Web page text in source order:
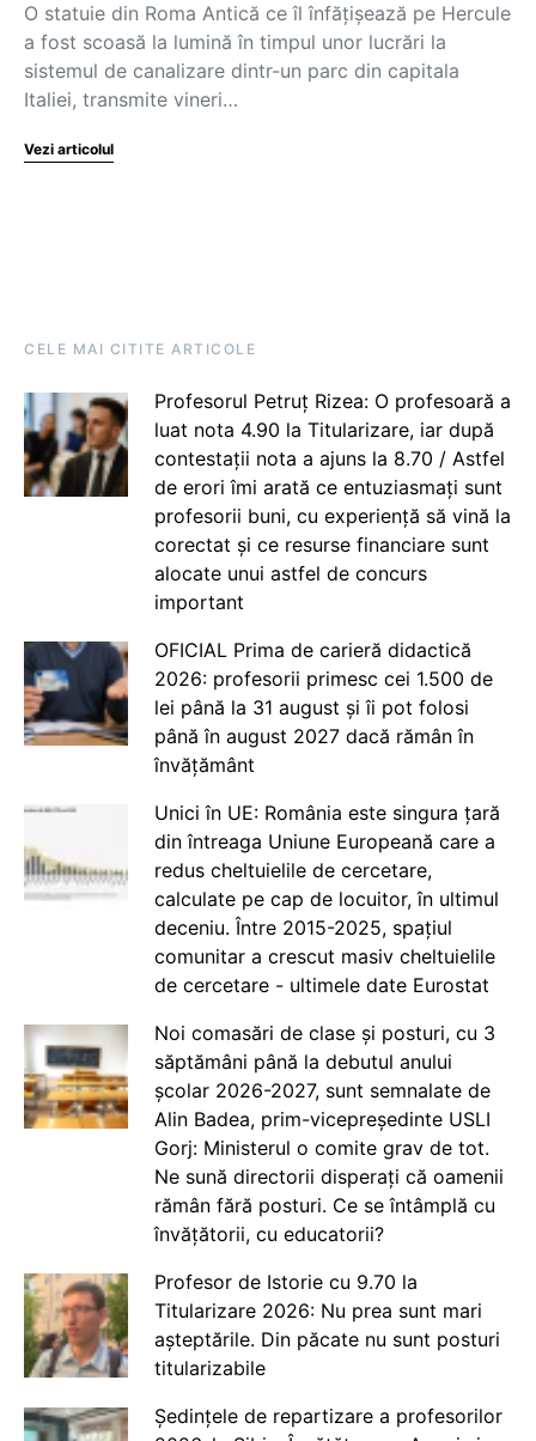
O statuie din Roma Antică ce îl înfăţişează pe Hercule
a fost scoasă la lumină în timpul unor lucrări la
sistemul de canalizare dintr-un parc din capitala
Italiei, transmite vineri…
Vezi articolul
CELE MAI CITITE ARTICOLE
Profesorul Petruț Rizea: O profesoară a
luat nota 4.90 la Titularizare, iar după
contestații nota a ajuns la 8.70 / Astfel
de erori îmi arată ce entuziasmați sunt
profesorii buni, cu experiență să vină la
corectat și ce resurse financiare sunt
alocate unui astfel de concurs
important
OFICIAL Prima de carieră didactică
2026: profesorii primesc cei 1.500 de
lei până la 31 august și îi pot folosi
până în august 2027 dacă rămân în
învățământ
Unici în UE: România este singura țară
din întreaga Uniune Europeană care a
redus cheltuielile de cercetare,
calculate pe cap de locuitor, în ultimul
deceniu. Între 2015-2025, spațiul
comunitar a crescut masiv cheltuielile
de cercetare - ultimele date Eurostat
Noi comasări de clase și posturi, cu 3
săptămâni până la debutul anului
școlar 2026-2027, sunt semnalate de
Alin Badea, prim-vicepreședinte USLI
Gorj: Ministerul o comite grav de tot.
Ne sună directorii disperați că oamenii
rămân fără posturi. Ce se întâmplă cu
învățătorii, cu educatorii?
Profesor de Istorie cu 9.70 la
Titularizare 2026: Nu prea sunt mari
așteptările. Din păcate nu sunt posturi
titularizabile
Ședințele de repartizare a profesorilor